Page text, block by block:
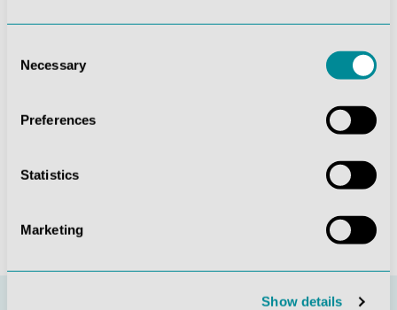
Selection
Necessary
Preferences
Statistics
Marketing
Show details
Nutzungsbedingungen
Ich habe die
gelesen und bin mit
Absenden